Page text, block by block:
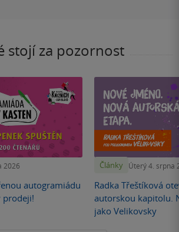
stojí za pozornost
2026
autogramiádu
prodeji!
Články Úterý 4. srpna
Radka Třeštíková
autorskou kapitolu.
jako Velikovsky